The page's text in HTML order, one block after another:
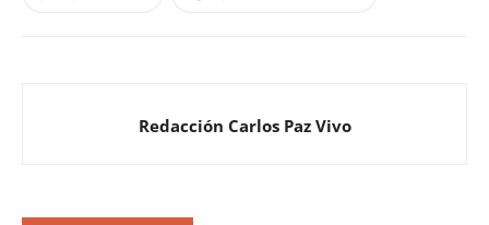
Redacción Carlos Paz Vivo